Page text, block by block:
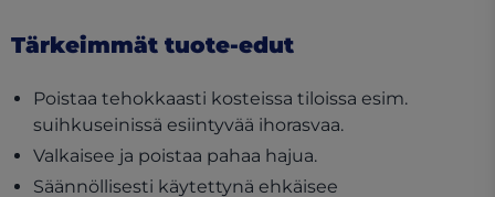
Tärkeimmät tuote-edut
Poistaa tehokkaasti kosteissa tiloissa esim.
suihkuseinissä esiintyvää ihorasvaa.
Valkaisee ja poistaa pahaa hajua.
Säännöllisesti käytettynä ehkäisee